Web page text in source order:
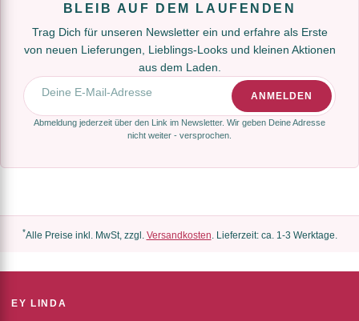
BLEIB AUF DEM LAUFENDEN
Trag Dich für unseren Newsletter ein und erfahre als Erste
von neuen Lieferungen, Lieblings-Looks und kleinen Aktionen
aus dem Laden.
E-Mail-Adresse
ANMELDEN
Abmeldung jederzeit über den Link im Newsletter. Wir geben Deine Adresse
nicht weiter - versprochen.
*Alle Preise inkl. MwSt, zzgl. Versandkosten . Lieferzeit: ca. 1-3 Werktage.
EY LINDA